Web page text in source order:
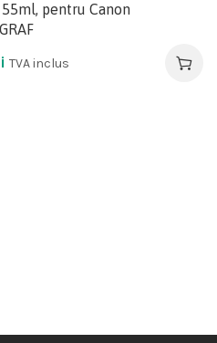
pentru Canon
TVA inclus